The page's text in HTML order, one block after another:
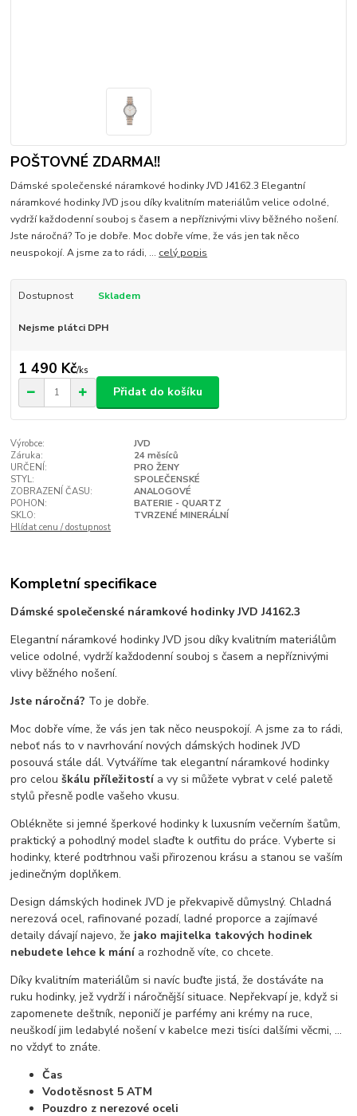
POŠTOVNÉ ZDARMA!!
Dámské společenské náramkové hodinky JVD J4162.3 Elegantní
náramkové hodinky JVD jsou díky kvalitním materiálům velice odolné,
vydrží každodenní souboj s časem a nepříznivými vlivy běžného nošení.
Jste náročná? To je dobře. Moc dobře víme, že vás jen tak něco
neuspokojí. A jsme za to rádi, ... celý popis
Dostupnost Skladem
Nejsme plátci DPH
1 490 Kč/ks
Přidat do košíku
Výrobce:
JVD
Záruka:
24 měsíců
URČENÍ:
PRO ŽENY
STYL:
SPOLEČENSKÉ
ZOBRAZENÍ ČASU:
ANALOGOVÉ
POHON:
BATERIE - QUARTZ
SKLO:
TVRZENÉ MINERÁLNÍ
Hlídat cenu / dostupnost
Kompletní specifikace
Dámské společenské náramkové hodinky JVD J4162.3
Elegantní náramkové hodinky JVD jsou díky kvalitním materiálům
velice odolné, vydrží každodenní souboj s časem a nepříznivými
vlivy běžného nošení.
Jste náročná? To je dobře.
Moc dobře víme, že vás jen tak něco neuspokojí. A jsme za to rádi,
neboť nás to v navrhování nových dámských hodinek JVD
posouvá stále dál. Vytváříme tak elegantní náramkové hodinky
pro celouškálu příležitostía vy si můžete vybrat v celé paletě
stylů přesně podle vašeho vkusu.
Oblékněte si jemné šperkové hodinky k luxusním večerním šatům,
praktický a pohodlný model slaďte k outfitu do práce. Vyberte si
hodinky, které podtrhnou vaši přirozenou krásu a stanou se vaším
jedinečným doplňkem.
Design dámských hodinek JVD je překvapivě důmyslný. Chladná
nerezová ocel, rafinované pozadí, ladné proporce a zajímavé
detaily dávají najevo, že jako majitelka takových hodinek
nebudete lehce k mánía rozhodně víte, co chcete.
Díky kvalitním materiálům si navíc buďte jistá, že dostáváte na
ruku hodinky, jež vydrží i náročnější situace. Nepřekvapí je, když si
zapomenete deštník, neponičí je parfémy ani krémy na ruce,
neuškodí jim ledabylé nošení v kabelce mezi tisíci dalšími věcmi, …
no vždyť to znáte.
Čas
Vodotěsnost 5 ATM
Pouzdro z nerezové oceli